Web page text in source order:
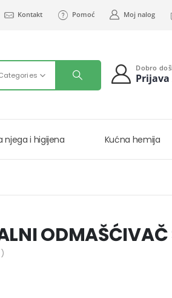
Kontakt Pomoć Moj nalog
Dobro
njega i higijena Kućna hemija